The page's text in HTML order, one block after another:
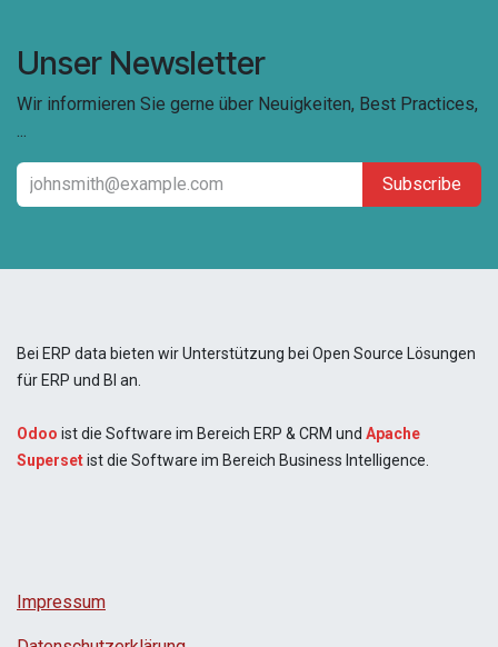
Unser Newsletter
Wir informieren Sie gerne über Neuigkeiten, Best Practices,
...
Subscribe
Bei ERP data bieten wir Unterstützung bei Open Source Lösungen
für ERP und BI an.
Odoo ist die Software im Bereich ERP & CRM und Apache
Supersetist die Software im Bereich Business Intelligence.
Impressum